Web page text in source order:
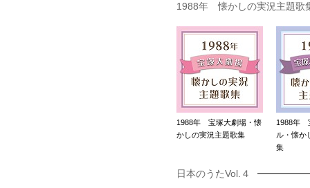
1988年 懐かしの実況主題歌
1988年 宝塚大劇場・懐
かしの実況主題歌集
1988年
ル・懐か
集
日本のうたVol.４